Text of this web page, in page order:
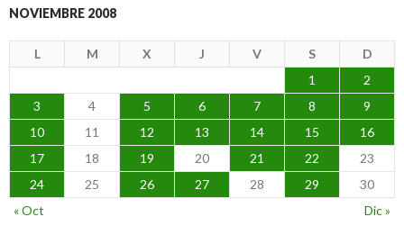
NOVIEMBRE 2008
L M X J V S
D
1
2
3
4 5 6 7 8
9
10
11 12 13 14 15
16
17
18 19 20 21 22
23
24
25 26 27 28 29
30
« Oct
Dic »